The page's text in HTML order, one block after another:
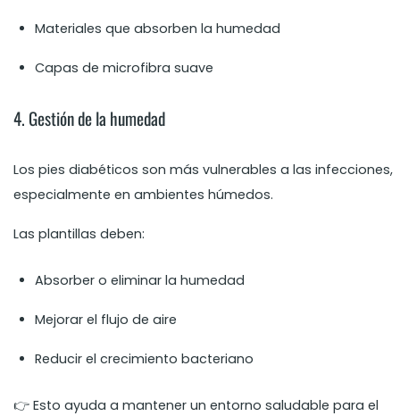
Materiales que absorben la humedad
Capas de microfibra suave
4. Gestión de la humedad
Los pies diabéticos son más vulnerables a las infecciones,
especialmente en ambientes húmedos.
Las plantillas deben:
Absorber o eliminar la humedad
Mejorar el flujo de aire
Reducir el crecimiento bacteriano
👉 Esto ayuda a mantener un entorno saludable para el